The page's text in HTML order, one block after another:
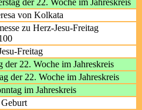
der 22. Woche im Jahreskreis
von Kolkata
zu Herz-Jesu-Freitag
Freitag
der 22. Woche im Jahreskreis
der 22. Woche im Jahreskreis
im Jahreskreis